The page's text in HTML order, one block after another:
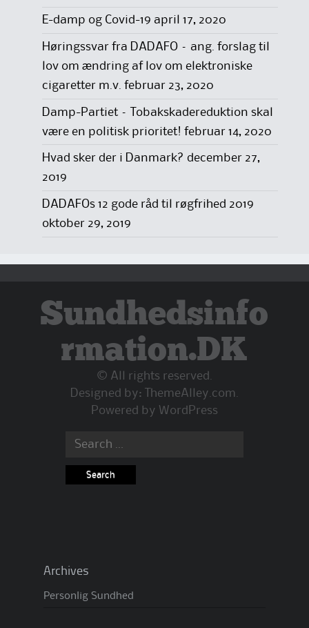
E-damp og Covid-19 april 17, 2020
Høringssvar fra DADAFO – ang. forslag til
lov om ændring af lov om elektroniske
cigaretter m.v. februar 23, 2020
Damp-Partiet – Tobakskadereduktion skal
være en politisk prioritet! februar 14, 2020
Hvad sker der i Danmark? december 27,
2019
DADAFOs 12 gode råd til røgfrihed 2019
oktober 29, 2019
Sundhedsinfo
rmation.DK
© All rights reserved.
Designed by:
ThemeAlley.com
Powered by WordPress
Search
Archives
Personlig Sundhed